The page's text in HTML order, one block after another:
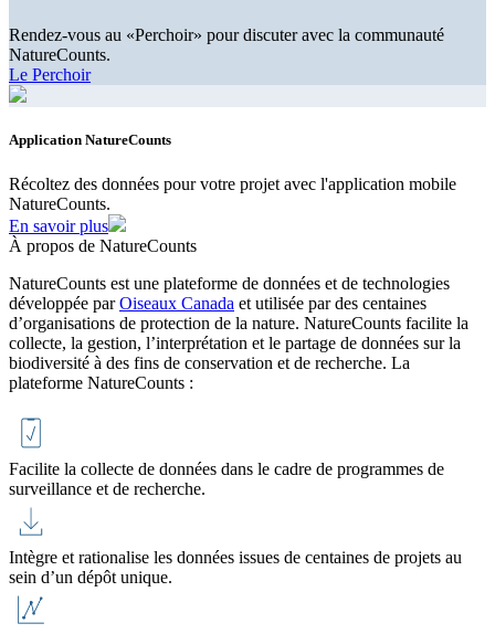
Rendez-vous au «Perchoir» pour discuter avec la communauté
NatureCounts.
Le Perchoir
Application NatureCounts
Récoltez des données pour votre projet avec l'application mobile
NatureCounts.
En savoir plus
À propos de NatureCounts
NatureCounts est une plateforme de données et de technologies
développée parOiseaux Canada et utilisée par des centaines
d’organisations de protection de la nature. NatureCounts facilite la
collecte, la gestion, l’interprétation et le partage de données sur la
biodiversité à des fins de conservation et de recherche. La
plateforme NatureCounts :
Facilite la collecte de données dans le cadre de programmes de
surveillance et de recherche.
Intègre et rationalise les données issues de centaines de projets au
sein d’un dépôt unique.